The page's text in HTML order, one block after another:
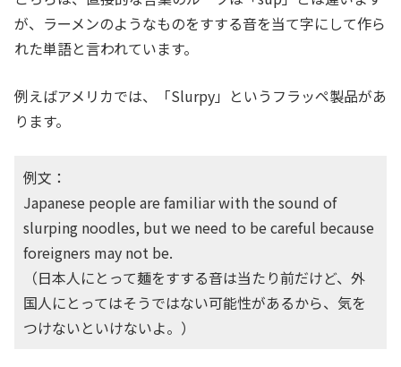
が、ラーメンのようなものをすする音を当て字にして作ら
れた単語と言われています。
例えばアメリカでは、「Slurpy」というフラッペ製品があ
ります。
例文：
Japanese people are familiar with the sound of
slurping noodles, but we need to be careful because
foreigners may not be.
（日本人にとって麺をすする音は当たり前だけど、外
国人にとってはそうではない可能性があるから、気を
つけないといけないよ。）